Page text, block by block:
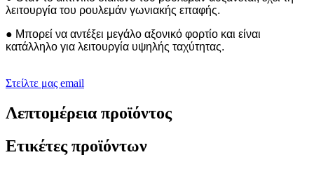
λειτουργία του ρουλεμάν γωνιακής επαφής.
● Μπορεί να αντέξει μεγάλο αξονικό φορτίο και είναι
κατάλληλο για λειτουργία υψηλής ταχύτητας.
Στείλτε μας email
Λεπτομέρεια προϊόντος
Ετικέτες προϊόντων